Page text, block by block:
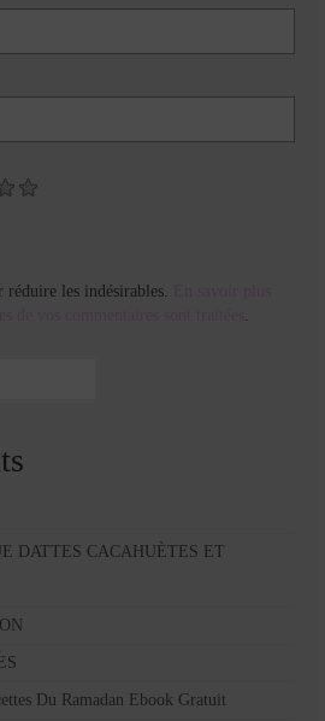
les indésirables.
.
DATTES CACAHUÈTES ET
Du Ramadan Ebook Gratuit